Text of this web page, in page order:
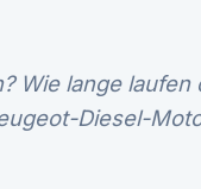
Wie lange laufen
Diesel-